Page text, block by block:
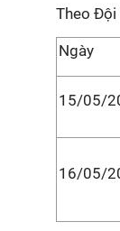
Theo Đội
Ngày
15/05/
16/05/